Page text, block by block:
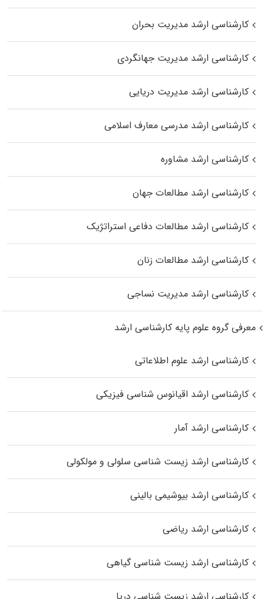
کارشناسی ارشد مدیریت بحران
کارشناسی ارشد مدیریت جهانگردی
کارشناسی ارشد مدیریت دریایی
کارشناسی ارشد مدرسی معارف اسلامی
کارشناسی ارشد مشاوره
کارشناسی ارشد مطالعات جهان
کارشناسی ارشد مطالعات دفاعی استراتژیک
کارشناسی ارشد مطالعات زنان
کارشناسی ارشد مدیریت نساجی
معرفی گروه علوم پایه کارشناسی ارشد
کارشناسی ارشد علوم اطلاعاتی
کارشناسی ارشد اقیانوس‌ شناسی فیزیکی
کارشناسی ارشد آمار
کارشناسی ارشد زیست شناسی سلولی و مولکولی
کارشناسی ارشد بیوشیمی بالینی
کارشناسی ارشد ریاضی
کارشناسی ارشد زیست‌ شناسی گیاهی